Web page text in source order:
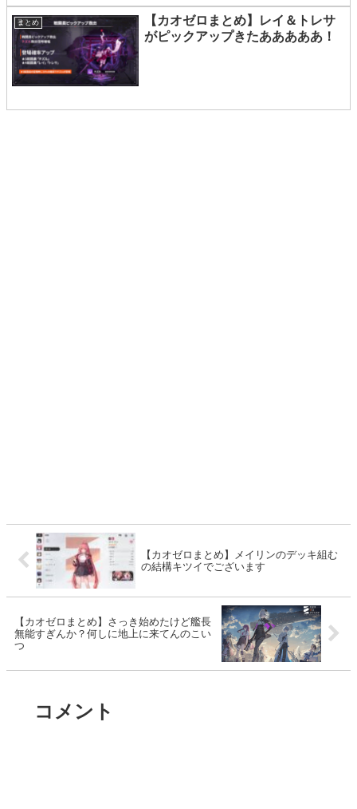
まとめ
【カオゼロまとめ】レイ＆トレサ
がピックアップきたあああああ！
【カオゼロまとめ】メイリンのデッキ組む
の結構キツイでございます
【カオゼロまとめ】さっき始めたけど艦長
無能すぎんか？何しに地上に来てんのこい
つ
コメント